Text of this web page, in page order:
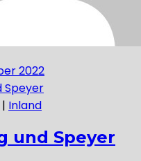
2022
| Inland
und Speyer